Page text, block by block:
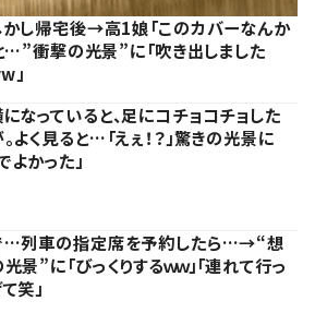
かし帰宅後→高1娘「このカバーなんか
…”衝撃の光景”に「吹き出しました
」
なっていると、足にコチョコチョした
よく見ると…「えぇ！？」驚きの光景に
よかった」
…列車の指定席を予約したら…→“想
景”に「びっくりするｗｗ」「連れて行っ
笑」